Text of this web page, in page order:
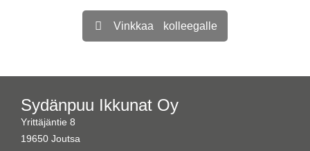
Vinkkaa kolleegalle
Sydänpuu Ikkunat Oy
Yrittäjäntie 8
19650 Joutsa